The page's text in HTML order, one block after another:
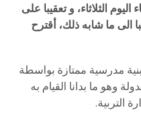
الثلاثاء، و تعقيبا على
الى ما شابه ذلك، أقترح
مدرسية ممتازة بواسطة
وھو ما بدانا القيام به
التربية.